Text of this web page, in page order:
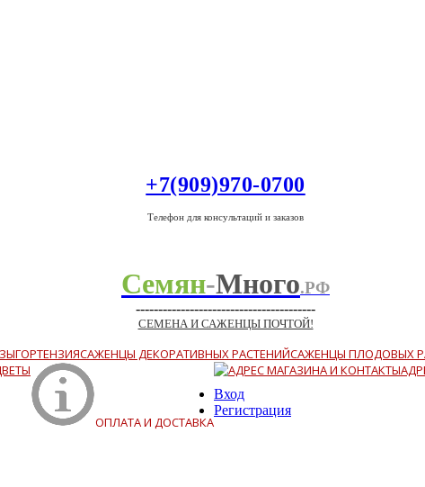
+7(909)970-0700
Телефон для консультаций и заказов
Семян-Много.РФ
----------------------------------------
СЕМЕНА И САЖЕНЦЫ ПОЧТОЙ!
ГОРТЕНЗИЯСАЖЕНЦЫ ДЕКОРАТИВНЫХ РАСТЕНИЙСАЖЕНЦЫ ПЛОДОВЫХ
ОПЛАТА И ДОСТАВКА
Вход
Регистрация